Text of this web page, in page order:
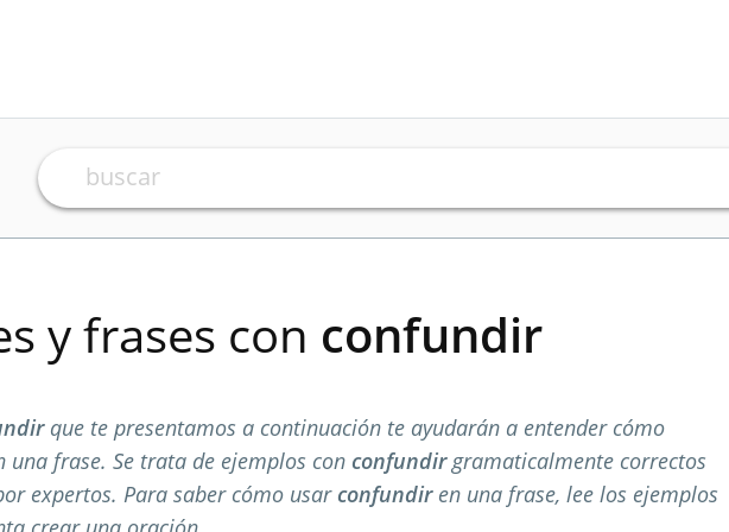
y frases con confundir
que te presentamos a continuación te ayudarán a entender cómo
una frase. Se trata de ejemplos con confundirgramaticalmente correctos
expertos. Para saber cómo usar confundiren una frase, lee los ejemplos